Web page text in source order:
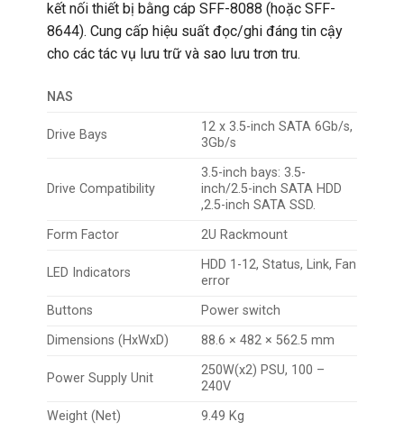
kết nối thiết bị bằng cáp SFF-8088 (hoặc SFF-
8644). Cung cấp hiệu suất đọc/ghi đáng tin cậy
cho các tác vụ lưu trữ và sao lưu trơn tru.
NAS
Drive Bays
12 x 3.5-inch SATA 6Gb/s,
3Gb/s
Drive Compatibility
3.5-inch bays: 3.5-
inch/2.5-inch SATA HDD
,2.5-inch SATA SSD.
Form Factor
2U Rackmount
LED Indicators
HDD 1-12, Status, Link, Fan
error
Buttons
Power switch
Dimensions (HxWxD)
88.6 × 482 × 562.5 mm
Power Supply Unit
250W(x2) PSU, 100 –
240V
Weight (Net)
9.49 Kg